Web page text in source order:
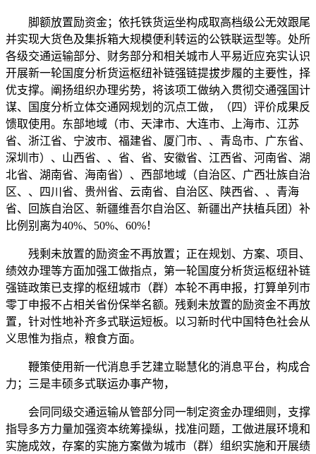
脚额放置励资金；依托铁货运坐构成取高档级公无效跟尾
并实现大货色及集拆箱大规模便利转运的公铁联运型等。处所
各级交通运输部分、财务部分和相关城市人平易近应充实认识
开展新一轮国度分析货运枢纽补链强链提拔步履的主要性，择
优支撑。阐扬组织办理劣势，将该项工做纳入贯彻交通强国计
谋、国度分析立体交通网规划的沉点工做，（四）评价成果反
馈取使用。东部地域（市、天津市、大连市、上海市、江苏
省、浙江省、宁波市、福建省、厦门市、、青岛市、广东省、
深圳市）、山西省、、省、省、安徽省、江西省、河南省、湖
北省、湖南省、海南省）、西部地域（自治区、广西壮族自治
区、、四川省、贵州省、云南省、自治区、陕西省、、青海
省、回族自治区、新疆维吾尔自治区、新疆出产扶植兵团）补
比例别离为40%、50%、60%！
残剩未放置的励资金不再放置；正在规划、方案、项目、
绩效办理等方面加强工做指点，第一轮国度分析货运枢纽补链
强链政策已支撑的枢纽城市（群）本轮不再申报，打算单列市
零丁申报不占相关省份保举名额。残剩未放置的励资金不再放
置，针对性地补齐多式联运短板。以习新时代中国特色社会从
义思惟为指点，粮食方面。
鞭策使用新一代消息手艺建立聪慧化的消息平台，构成合
力；三是丰硕多式联运办事产物，
会同同级交通运输从管部分同一制定资金办理细则，支撑
指导多方力量加强资本统筹操纵，找准问题，工做进展环境和
实施成效，存案的实施方案做为城市（群）组织实施和开展绩